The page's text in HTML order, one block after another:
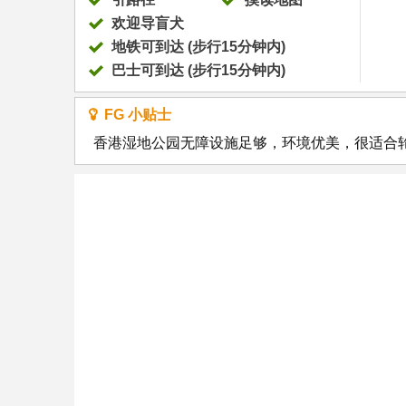
欢迎导盲犬
地铁可到达 (步行15分钟内)
巴士可到达 (步行15分钟内)
FG 小贴士
香港湿地公园无障设施足够，环境优美，很适合